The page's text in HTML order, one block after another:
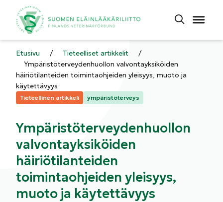
Etusivu / Tieteelliset artikkelit
/
Ympäristöterveydenhuollon valvontayksiköiden
häiriötilanteiden toimintaohjeiden yleisyys, muoto ja
käytettävyys
Kategoriat:
Tieteellinen artikkeli ympäristöterveys
Ympäristöterveydenhuollon
valvontayksiköiden
häiriötilanteiden
toimintaohjeiden yleisyys,
muoto ja käytettävyys